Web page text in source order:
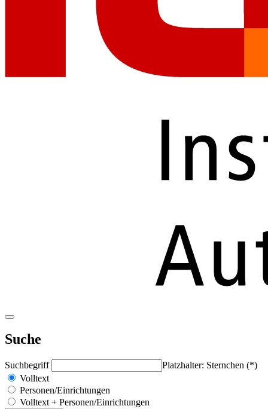
Suche
Suchbegriff
Platzhalter: Sternchen (*)
Volltext
Personen/Einrichtungen
Volltext + Personen/Einrichtungen